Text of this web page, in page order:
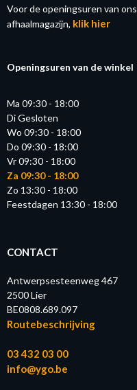
Voor de openingsuren van ons
afhaalmagazijn, klik hier
Openingsuren van de winkel
Ma 09:30 - 18:00
Di Gesloten
Wo 09:30 - 18:00
Do 09:30 - 18:00
Vr 09:30 - 18:00
Za 09:30 - 18:00
Zo 13:30 - 18:00
Feestdagen 13:30 - 18:00
CONTACT
Antwerpsesteenweg 467
2500 Lier
BE0808.689.097
Routebeschrijving
03 432 03 00
info@ygo.be